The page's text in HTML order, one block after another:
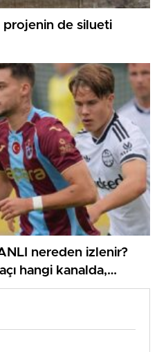
de silueti
nereden izlenir?
hangi kanalda,